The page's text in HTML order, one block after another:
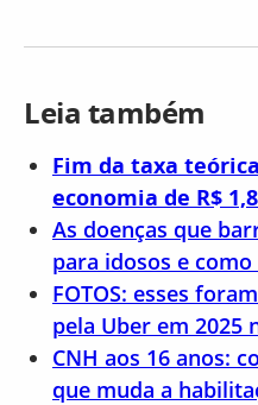
Leia também
Fim da taxa
economia de R$
As doenças que
para idosos e
FOTOS: esses
pela Uber em 2025
CNH aos 16 anos:
que muda a